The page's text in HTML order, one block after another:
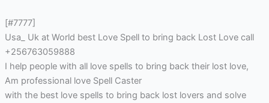
[#7777]
Usa_ Uk at World best Love Spell to bring back Lost Love call
+256763059888
I help people with all love spells to bring back their lost love,
Am professional love Spell Caster
with the best love spells to bring back lost lovers and solve